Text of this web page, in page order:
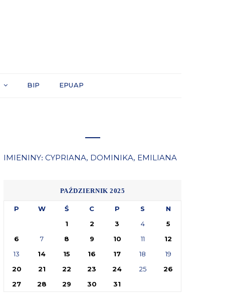
BIP EPUAP
IMIENINY: CYPRIANA, DOMINIKA, EMILIANA
PAŹDZIERNIK 2025
P W Ś C P S
N
1
2 3 4
5
6
7 8 9 10 11
12
13
14 15 16 17 18
19
20
21 22 23 24 25
26
27
28 29 30
31